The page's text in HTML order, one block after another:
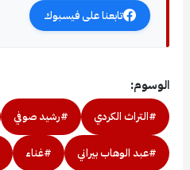
تابعنا على فيسبوك
الوسوم:
#التراث الكردي #رشيد صوفي
#عبد الوهاب بيراني #غناء